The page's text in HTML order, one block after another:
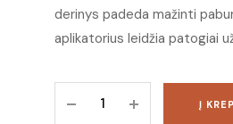
derinys padeda mažinti
aplikatorius leidžia patogiai
maskuoklis
Į